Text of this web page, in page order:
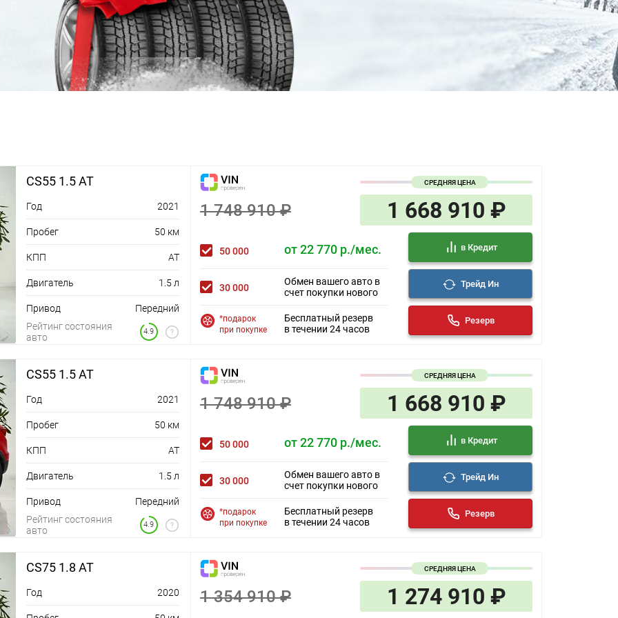
CS55 1.5 AT
Год 2021
Пробег 50 км
КПП AT
Двигатель 1.5 л
Привод
Передний
Рейтинг состояния
авто
4.9
СРЕДНЯЯ ЦЕНА
1 748 910 ₽ 1 668 910 ₽
50 000 от 22 770 р./мес. в Кредит
30 000
Обмен вашего авто в
счет покупки нового
Трейд Ин
*подарок
при покупке
Бесплатный резерв
в течении 24 часов
Резерв
CS55 1.5 AT
Год 2021
Пробег 50 км
КПП AT
Двигатель 1.5 л
Привод
Передний
Рейтинг состояния
авто
4.9
СРЕДНЯЯ ЦЕНА
1 748 910 ₽ 1 668 910 ₽
50 000 от 22 770 р./мес. в Кредит
30 000
Обмен вашего авто в
счет покупки нового
Трейд Ин
*подарок
при покупке
Бесплатный резерв
в течении 24 часов
Резерв
CS75 1.8 AT
Год 2020
СРЕДНЯЯ ЦЕНА
1 354 910 ₽ 1 274 910 ₽